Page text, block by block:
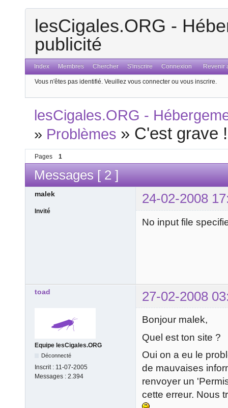
lesCigales.ORG -
publicité
Index Membres Chercher S'inscrire Connexion Revenir
Vous n'êtes pas identifié. Veuillez vous connecter ou vous inscrire.
lesCigales.ORG -
» Problèmes » C'est grave !
Pages 1
Messages [ 2 ]
malek 24-02-2008
Invité
No input file
toad 27-02-2008
Equipe lesCigales.ORG
Déconnecté
Inscrit : 11-07-2005
Messages : 2.394
Bonjour malek,
Quel est ton site ?
Oui on a eu le
de mauvaises
renvoyer un
cette erreur. Nous